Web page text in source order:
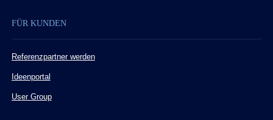
FÜR KUNDEN
Referenzpartner werden
Ideenportal
User Group